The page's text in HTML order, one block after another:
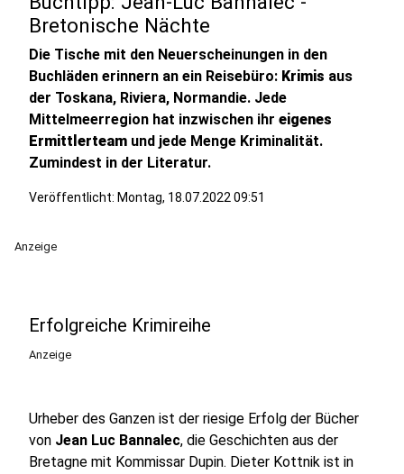
Bretonische Nächte
Die Tische mit den Neuerscheinungen in den
Buchläden erinnern an ein Reisebüro: Krimis aus
der Toskana, Riviera, Normandie. Jede
Mittelmeerregion hat inzwischen ihr eigenes
Ermittlerteam und jede Menge Kriminalität.
Zumindest in der Literatur.
Veröffentlicht: Montag, 18.07.2022 09:51
Anzeige
Erfolgreiche Krimireihe
Anzeige
Urheber des Ganzen ist der riesige Erfolg der Bücher
von Jean Luc Bannalec, die Geschichten aus der
Bretagne mit Kommissar Dupin. Dieter Kottnik ist in